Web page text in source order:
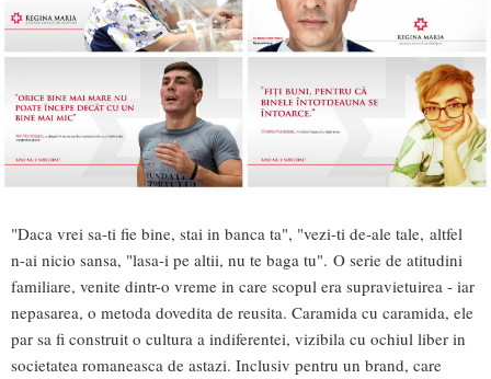
"Daca vrei sa-ti fie bine, stai in banca ta", "vezi-ti de-ale tale, altfel
n-ai nicio sansa, "lasa-i pe altii, nu te baga tu". O serie de atitudini
familiare, venite dintr-o vreme in care scopul era supravietuirea - iar
nepasarea, o metoda dovedita de reusita. Caramida cu caramida, ele
par sa fi construit o cultura a indiferentei, vizibila cu ochiul liber in
societatea romaneasca de astazi. Inclusiv pentru un brand, care